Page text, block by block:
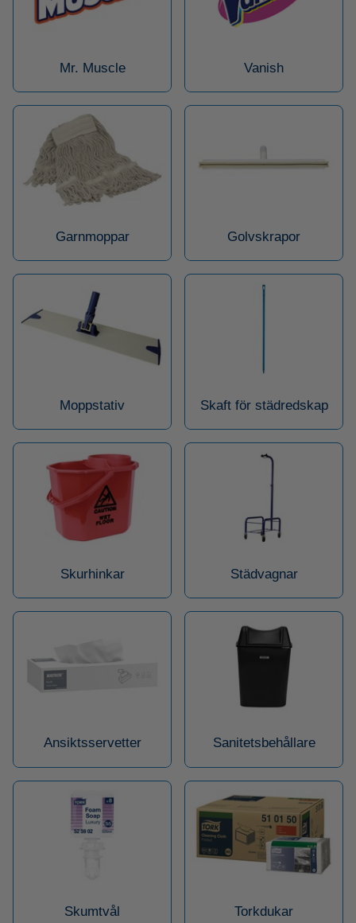
Mr. Muscle Vanish
Garnmoppar Golvskrapor
Moppstativ Skaft för städredskap
Skurhinkar Städvagnar
Ansiktsservetter Sanitetsbehållare
Skumtvål Torkdukar